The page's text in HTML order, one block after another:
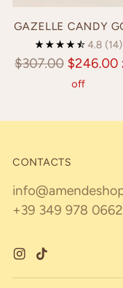
GAZELLE CANDY
4.8 (14)
Regular
$307.00 $246.00
off
CONTACTS
+39 349 978 0662